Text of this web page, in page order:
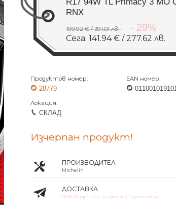
RNX
199.92 € / 391.01 лв. - 29%
Сега: 141.94 € / 277.62 лв.
Продуктов номер:
28779
EAN номер:
Локация:
СКЛАД
Изчерпан продукт!
ПРОИЗВОДИТЕЛ
Michelin
ДОСТАВКА
Освободен от разходи за доставка